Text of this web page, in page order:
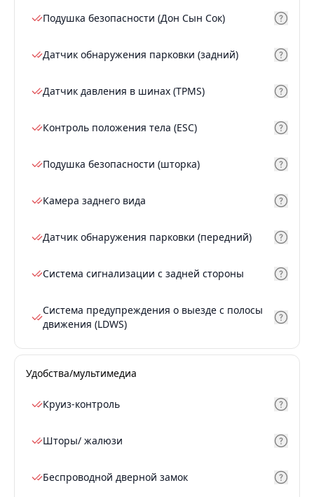
Подушка безопасности (Дон Сын Сок)
Датчик обнаружения парковки (задний)
Датчик давления в шинах (TPMS)
Контроль положения тела (ESC)
Подушка безопасности (шторка)
Камера заднего вида
Датчик обнаружения парковки (передний)
Система сигнализации с задней стороны
Система предупреждения о выезде с полосы
движения (LDWS)
Удобства/мультимедиа
Круиз-контроль
Шторы/ жалюзи
Беспроводной дверной замок